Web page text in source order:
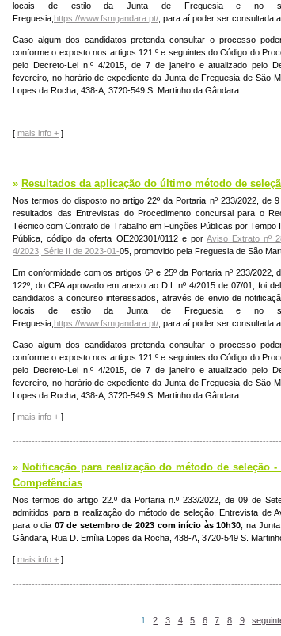
locais de estilo da Junta de Freguesia e no
Freguesia, https://www.fsmgandara.pt/ , para aí poder ser consultada
Caso algum dos candidatos pretenda consultar o processo
conforme o exposto nos artigos 121.º e seguintes do Código do
pelo Decreto-Lei n.º 4/2015, de 7 de janeiro e atualizado pelo
fevereiro, no horário de expediente da Junta de Freguesia de São
Lopes da Rocha, 438-A, 3720-549 S. Martinho da Gândara.
[ mais info + ]
» Resultados da aplicação do último método de
Nos termos do disposto no artigo 22º da Portaria nº 233/2022, de
resultados das Entrevistas do Procedimento concursal para o
Técnico com Contrato de Trabalho em Funções Públicas por Tempo
Pública, código da oferta OE202301/0112 e por Aviso Extrato nº
4/2023, Série II de 2023-01-05, promovido pela Freguesia de São
Em conformidade com os artigos 6º e 25º da Portaria nº 233/2022,
122º, do CPA aprovado em anexo ao D.L nº 4/2015 de 07/01, foi
candidatos a concurso interessados, através de envio de
locais de estilo da Junta de Freguesia e no
Freguesia, https://www.fsmgandara.pt/ , para aí poder ser consultada
Caso algum dos candidatos pretenda consultar o processo
conforme o exposto nos artigos 121.º e seguintes do Código do
pelo Decreto-Lei n.º 4/2015, de 7 de janeiro e atualizado pelo
fevereiro, no horário de expediente da Junta de Freguesia de São
Lopes da Rocha, 438-A, 3720-549 S. Martinho da Gândara.
[ mais info + ]
» Notificação para realização do método de seleção
Competências
Nos termos do artigo 22.º da Portaria n.º 233/2022, de 09 de
admitidos para a realização do método de seleção, Entrevista de
para o dia 07 de setembro de 2023 com início às 10h30 , na
Gândara, Rua D. Emília Lopes da Rocha, 438-A, 3720-549 S.
[ mais info + ]
1 2 3 4 5 6 7 8 9